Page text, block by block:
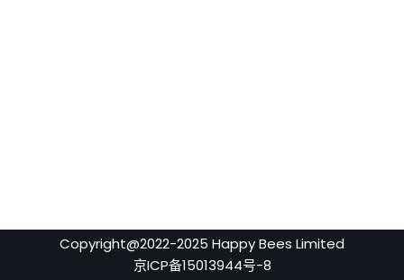
Copyright@2022-2025 Happy Bees Limited
京ICP备15013944号-8